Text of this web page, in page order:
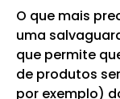
O que mais
uma
que permite
de produtos
por exemplo)